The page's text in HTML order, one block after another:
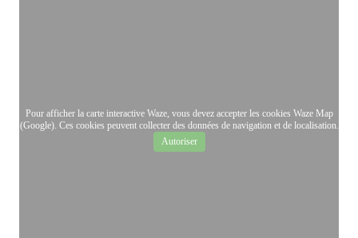
Pour afficher la carte interactive Waze, vous devez accepter les cookies Waze Map
(Google). Ces cookies peuvent collecter des données de navigation et de localisation.
Autoriser